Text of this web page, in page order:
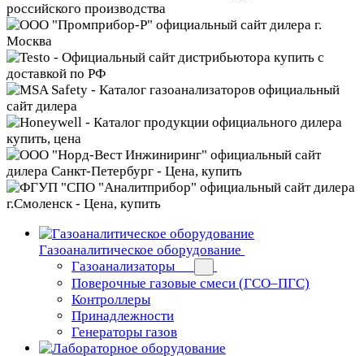
Газоаналитическое оборудование
Газоанализаторы
Поверочные газовые смеси (ГСО–ПГС)
Контроллеры
Принадлежности
Генераторы газов